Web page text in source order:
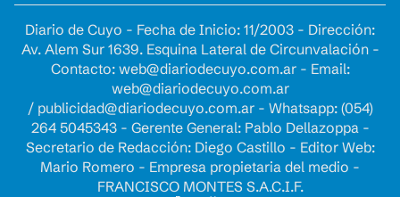
Diario de Cuyo - Fecha de Inicio: 11/2003 - Dirección:
Av. Alem Sur 1639. Esquina Lateral de Circunvalación -
Contacto: web@diariodecuyo.com.ar- Email:
web@diariodecuyo.com.ar
/ publicidad@diariodecuyo.com.ar- Whatsapp: (054)
264 5045343 - Gerente General: Pablo Dellazoppa -
Secretario de Redacción: Diego Castillo - Editor Web:
Mario Romero - Empresa propietaria del medio -
FRANCISCO MONTES S.A.C.I.F.